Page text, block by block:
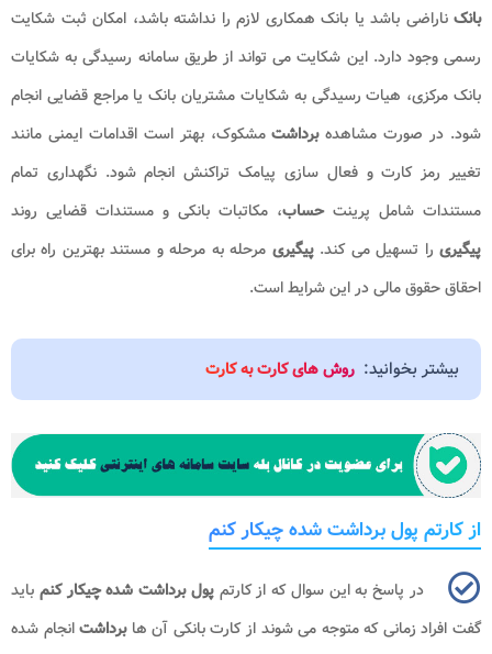
بانکناراضی باشد یا بانک همکاری لازم را نداشته باشد، امکان ثبت شکایت
رسمی وجود دارد. این شکایت می تواند از طریق سامانه رسیدگی به شکایات
بانک مرکزی، هیات رسیدگی به شکایات مشتریان بانک یا مراجع قضایی انجام
شود. در صورت مشاهدهبرداشتمشکوک، بهتر است اقدامات ایمنی مانند
تغییر رمز کارت و فعال سازی پیامک تراکنش انجام شود. نگهداری تمام
مستندات شامل پرینتحساب، مکاتبات بانکی و مستندات قضایی روند
پیگیری را تسهیل می کند.پیگیری مرحله به مرحله و مستند بهترین راه برای
احقاق حقوق مالی در این شرایط است.
بیشتر بخوانید: روش های کارت به کارت
از کارتم پول برداشت شده چیکار کنم
در پاسخ به این سوال که از کارتمپول برداشت شده چیکار کنم باید
گفت افراد زمانی که متوجه می شوند از کارت بانکی آن هابرداشتانجام شده